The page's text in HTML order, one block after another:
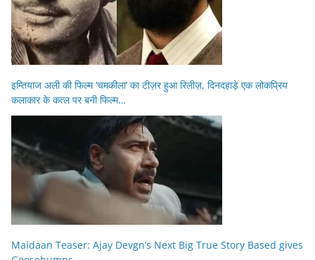
इम्तियाज अली की फिल्म ‘चमकीला’ का टीज़र हुआ रिलीज़, दिनदहाड़े एक लोकप्रिय
कलाकार के कत्ल पर बनी फिल्म…
Maidaan Teaser: Ajay Devgn’s Next Big True Story Based gives